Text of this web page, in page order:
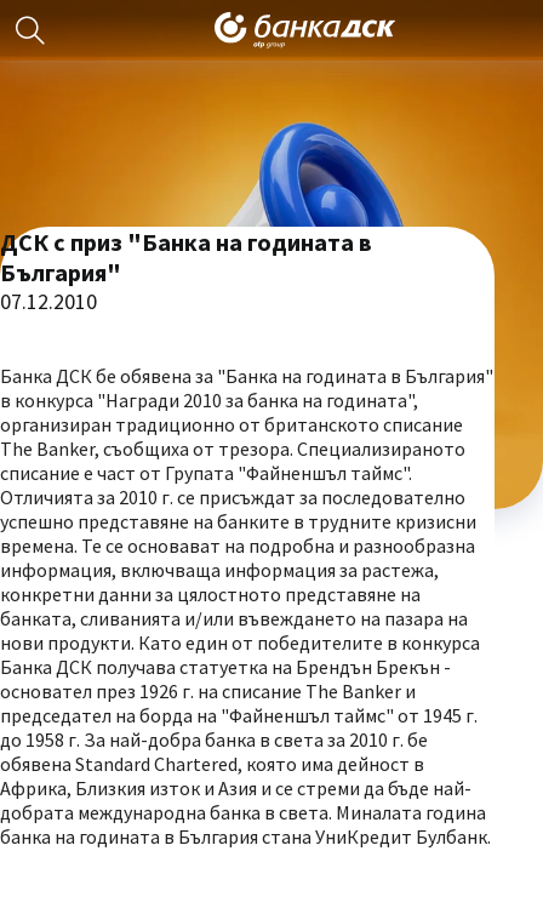
ДСК с приз "Банка на годината в
България"
07.12.2010
Банка ДСК бе обявена за "Банка на годината в България"
в конкурса "Награди 2010 за банка на годината",
организиран традиционно от британското списание
The Banker, съобщиха от трезора. Специализираното
списание е част от Групата "Файненшъл таймс".
Отличията за 2010 г. се присъждат за последователно
успешно представяне на банките в трудните кризисни
времена. Те се основават на подробна и разнообразна
информация, включваща информация за растежа,
конкретни данни за цялостното представяне на
банката, сливанията и/или въвеждането на пазара на
нови продукти. Като един от победителите в конкурса
Банка ДСК получава статуетка на Брендън Брекън -
основател през 1926 г. на списание The Banker и
председател на борда на "Файненшъл таймс" от 1945 г.
до 1958 г. За най-добра банка в света за 2010 г. бе
обявена Standard Chartered, която има дейност в
Африка, Близкия изток и Азия и се стреми да бъде най-
добрата международна банка в света. Миналата година
банка на годината в България стана УниКредит Булбанк.